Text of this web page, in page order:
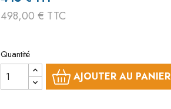
498,00 € TTC
Quantité
AJOUTER AU PANIER